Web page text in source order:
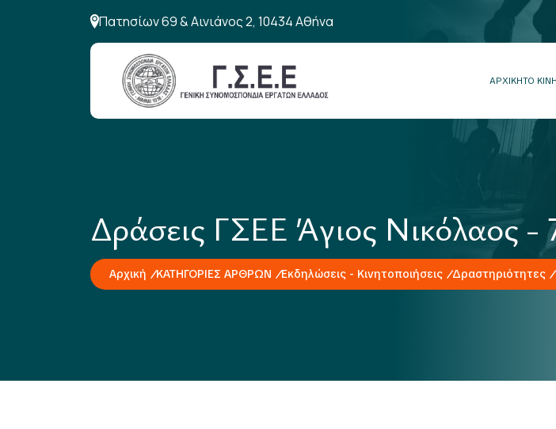
Πατησίων 69 & Αινιάνος 2, 10434 Αθήνα
ΑΡΧΙΚΗΤΟ
Δράσεις ΓΣΕΕ Άγιος Νικόλαος
Αρχική ΚΑΤΗΓΟΡΙΕΣ ΑΡΘΡΩΝ Εκδηλώσεις - Κινητοποιήσεις Δραστηριότητες